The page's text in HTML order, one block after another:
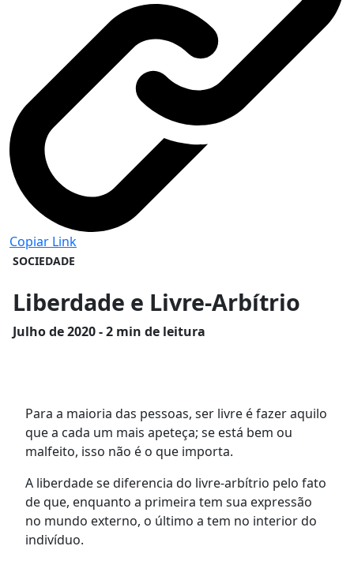
Copiar Link
SOCIEDADE
Liberdade e Livre-Arbítrio
Julhode 2020 - 2 min de leitura
Para a maioria das pessoas, ser livre é fazer aquilo
que a cada um mais apeteça; se está bem ou
malfeito, isso não é o que importa.
A liberdade se diferencia do livre-arbítrio pelo fato
de que, enquanto a primeira tem sua expressão
no mundo externo, o último a tem no interior do
indivíduo.